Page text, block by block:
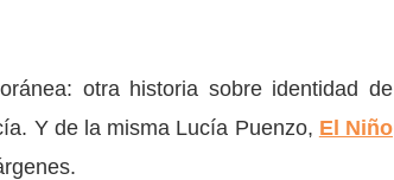
otra historia sobre identidad de
Y de la misma Lucía Puenzo, El Niño